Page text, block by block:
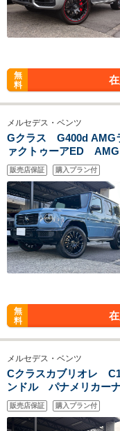
無
料
メルセデス・ベンツ
Gクラス G400d AMG
ァクトゥーアED
テム ラグジュアリー
AMG20インチアルミ
360°カメラ 新車取説
販売店保証 購入プラン付
無
料
メルセデス・ベンツ
Cクラスカブリオレ
ンドル パナメリカー
スクルーシブPKG レ
簿付き・スペアキー有り
販売店保証 購入プラン付